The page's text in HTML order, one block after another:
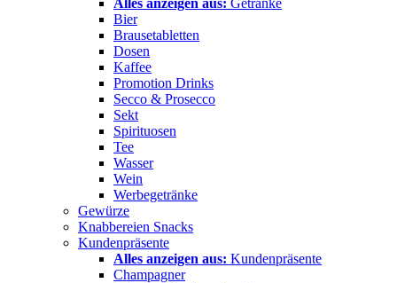
Alles anzeigen aus: Getränke
Bier
Brausetabletten
Dosen
Kaffee
Promotion Drinks
Secco & Prosecco
Sekt
Spirituosen
Tee
Wasser
Wein
Werbegetränke
Gewürze
Knabbereien Snacks
Kundenpräsente
Alles anzeigen aus: Kundenpräsente
Champagner